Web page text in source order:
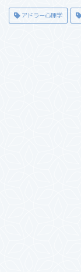
アドラー心理学